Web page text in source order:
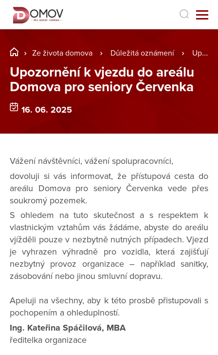
Ze života domova Důležitá oznámení Upozornění k vjezdu do areálu Domova pro seniory Červenka
Upozornění k vjezdu do areálu
Domova pro seniory Červenka
16. 06. 2025
Vážení návštěvníci, vážení spolupracovníci,
dovoluji si vás informovat, že přístupová cesta do
areálu Domova pro seniory Červenka vede přes
soukromý pozemek.
S ohledem na tuto skutečnost a s respektem k
vlastnickým vztahům vás žádáme, abyste do areálu
vjížděli pouze v nezbytně nutných případech. Vjezd
je vyhrazen výhradně pro vozidla, která zajišťují
nezbytný provoz organizace – například sanitky,
zásobování nebo jinou smluvní dopravu.
Apeluji na všechny, aby k této prosbě přistupovali s
pochopením a ohleduplností.
Ing. Kateřina Spáčilová, MBA
ředitelka organizace